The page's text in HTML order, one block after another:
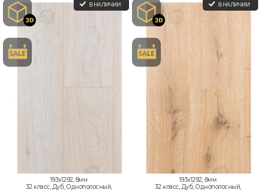
В НАЛИЧИИ
193x1292, 8мм
32 класс, Дуб, Однополосный,
В НАЛИЧИИ
193x1292, 8мм
32 класс, Дуб, Однополосный,